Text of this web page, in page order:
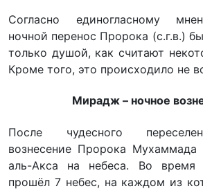
Согласно единогласному
ночной перенос Пророка (с.г.в.)
только душой, как считают
Кроме того, это происходило не
Мирадж – ночное
После чудесного
вознесение Пророка Мухаммада
аль-Акса на небеса. Во
прошёл 7 небес, на каждом из